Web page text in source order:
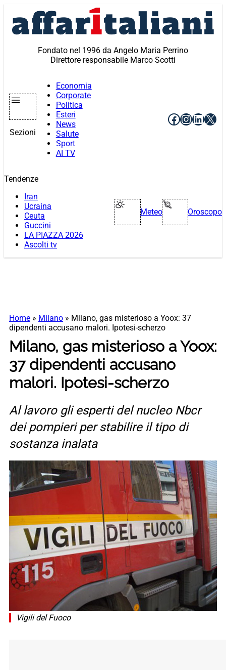
contenuto
Fondato nel 1996 da Angelo Maria Perrino
Direttore responsabile Marco Scotti
Sezioni
Economia
Corporate
Politica
Esteri
News
Salute
Sport
AI TV
Facebook
X
Tendenze
Iran
Ucraina
Ceuta
Guccini
LA PIAZZA 2026
Ascolti tv
Meteo Oroscopo
Home » Milano » Milano, gas misterioso a Yoox: 37
dipendenti accusano malori. Ipotesi-scherzo
Milano, gas misterioso a Yoox:
37 dipendenti accusano
malori. Ipotesi-scherzo
Al lavoro gli esperti del nucleo Nbcr
dei pompieri per stabilire il tipo di
sostanza inalata
Vigili del Fuoco